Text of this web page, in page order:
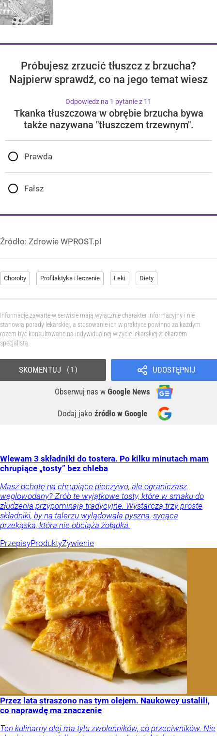
Próbujesz zrzucić tłuszcz z brzucha?
Najpierw sprawdź, co na jego temat wiesz
Odpowiedz na 1 pytanie z 11
Tkanka tłuszczowa w obrębie brzucha bywa
także nazywana "tłuszczem trzewnym".
Prawda
Fałsz
Źródło: Zdrowie WPROST.pl
Choroby Profilaktyka i leczenie Leki Diety
Informacje zawarte w serwisie mają wyłącznie charakter informacyjny i nie
stanowią porady lekarskiej, a stosowanie ich w praktyce powinno za każdym
razem być konsultowane na indywidualnej wizycie lekarskiej z lekarzem
specjalistą.
UDOSTĘPNIJ
Obserwuj nas w Google News
Dodaj jako źródło w Google
SKOMENTUJ 1
Wlewam 3 składniki do tostera. Po kilku minutach mam
chrupiące „tosty” bez chleba
Masz ochotę na chrupiące pieczywo, ale ograniczasz
węglowodany? Zrób te wyjątkowe tosty, które w smaku do
złudzenia przypominają tradycyjne. Wystarczą trzy proste
składniki, by na talerzu wylądowała pyszna, sycąca
przekąska, która nie obciąża żołądka.
PrzepisyProduktyŻywienie
Przez lata straszono nas tym olejem. Naukowcy ustalili,
co naprawdę ma znaczenie
Ten kulinarny olej ma tylu zwolenników, co przeciwników. Nie